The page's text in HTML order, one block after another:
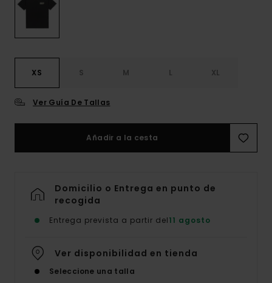
XS S M L XL
Ver Guía De Tallas
Añadir a la cesta
Domicilio o Entrega en punto de
recogida
Entrega prevista a partir del11 agosto
Ver disponibilidad en tienda
Seleccione una talla